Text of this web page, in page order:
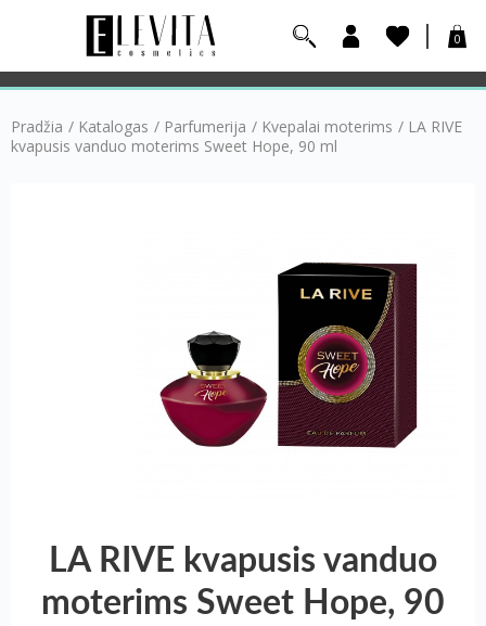
0
Pradžia / Katalogas / Parfumerija / Kvepalai moterims / LA RIVE
kvapusis vanduo moterims Sweet Hope, 90 ml
LA RIVE kvapusis vanduo
moterims Sweet Hope, 90